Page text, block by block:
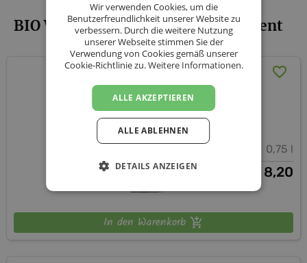
BIO Weinbau Müllner KG - Sortiment
Frizzante Gelber
Muskateller 2024
BIO Weinbau Müllner KG
Niederösterreich
0,75 l
8,20
In den Warenkorb
Wir verwenden Cookies, um die
Benutzerfreundlichkeit unserer Website zu
verbessern. Durch die weitere Nutzung
unserer Webseite stimmen Sie der
Verwendung von Cookies gemäß unserer
Cookie-Richtlinie zu.Weitere Informationen.
ALLE AKZEPTIEREN
ALLE ABLEHNEN
DETAILS ANZEIGEN